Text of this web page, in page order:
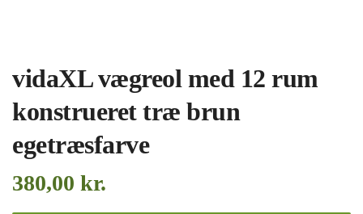
vidaXL vægreol med 12 rum
konstrueret træ brun
egetræsfarve
380,00 kr.